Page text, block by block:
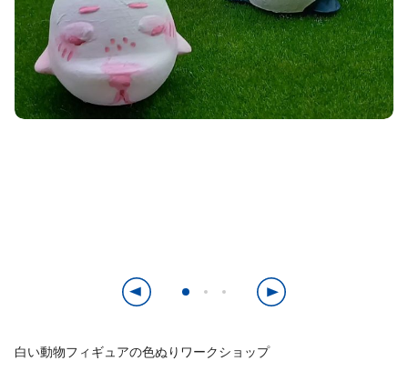
白い動物フィギュアの色ぬりワークショップ